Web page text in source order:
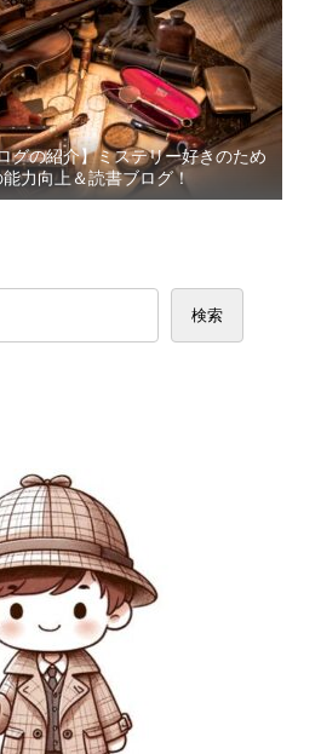
グの紹介】ミステリー好きのため
能力向上＆読書ブログ！
検索